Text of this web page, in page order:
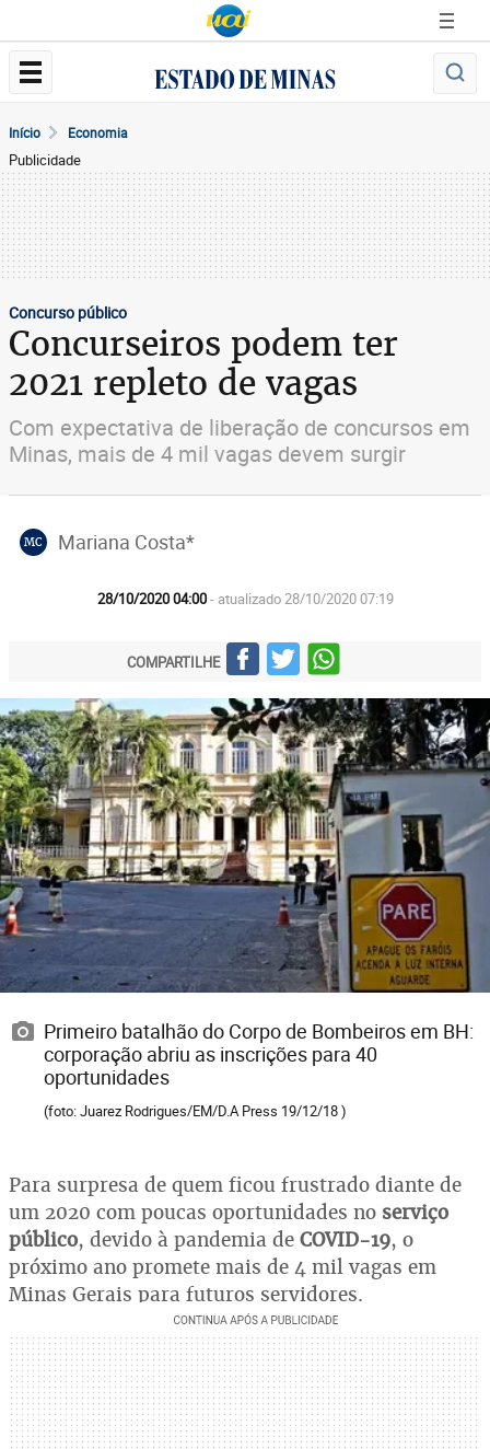
Início Economia
Publicidade
Concurso público
Concurseiros podem ter
2021 repleto de vagas
Com expectativa de liberação de concursos em
Minas, mais de 4 mil vagas devem surgir
MC Mariana Costa*
28/10/2020 04:00- atualizado 28/10/2020 07:19
COMPARTILHE
Primeiro batalhão do Corpo de Bombeiros em BH:
corporação abriu as inscrições para 40
oportunidades
(foto: Juarez Rodrigues/EM/D.A Press 19/12/18 )
Para surpresa de quem ficou frustrado diante de
um 2020 com poucas oportunidades no serviço
público, devido à pandemia de COVID-19, o
próximo ano promete mais de 4 mil vagas em
Minas Gerais para futuros servidores.